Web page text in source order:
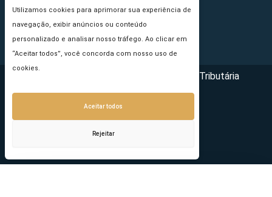
Utilizamos cookies para aprimorar sua experiência de
navegação, exibir anúncios ou conteúdo
personalizado e analisar nosso tráfego. Ao clicar em
“Aceitar todos”, você concorda com nosso uso de
cookies.
Aceitar todos
Rejeitar
Princípios Editoriais
Copyright © 2026 - Portal da Reforma Tributária